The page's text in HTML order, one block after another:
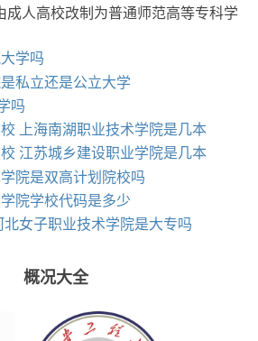
成人高校改制为普通师范高等专科学
学吗
私立还是公立大学
吗
上海南湖职业技术学院是几本
江苏城乡建设职业学院是几本
院是双高计划院校吗
院学校代码是多少
女子职业技术学院是大专吗
概况大全